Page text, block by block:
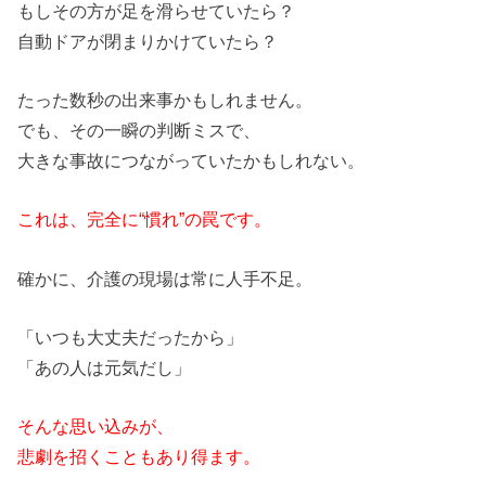
もしその方が足を滑らせていたら？
自動ドアが閉まりかけていたら？
たった数秒の出来事かもしれません。
でも、その一瞬の判断ミスで、
大きな事故につながっていたかもしれない。
これは、完全に“慣れ”の罠です。
確かに、介護の現場は常に人手不足。
「いつも大丈夫だったから」
「あの 人は元気だし」
そんな思い込みが、
悲劇を招くこともあり得ます。